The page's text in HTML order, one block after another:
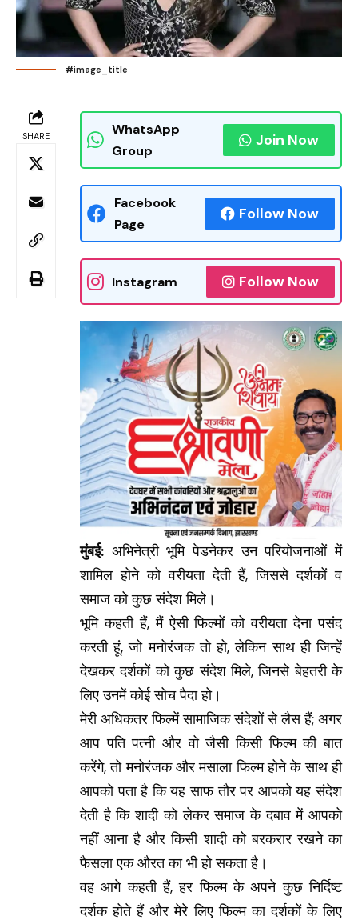
#image_title
SHARE
WhatsApp
Group
Join Now
Facebook
Page
Follow Now
Instagram Follow Now
मुंबई: अभिनेत्री भूमि पेडनेकर उन परियोजनाओं में
शामिल होने को वरीयता देती हैं, जिससे दर्शकों व
समाज को कुछ संदेश मिले।
भूमि कहती हैं, मैं ऐसी फिल्मों को वरीयता देना पसंद
करती हूं, जो मनोरंजक तो हो, लेकिन साथ ही जिन्हें
देखकर दर्शकों को कुछ संदेश मिले, जिनसे बेहतरी के
लिए उनमें कोई सोच पैदा हो।
मेरी अधिकतर फिल्में सामाजिक संदेशों से लैस हैं; अगर
आप पति पत्नी और वो जैसी किसी फिल्म की बात
करेंगे, तो मनोरंजक और मसाला फिल्म होने के साथ ही
आपको पता है कि यह साफ तौर पर आपको यह संदेश
देती है कि शादी को लेकर समाज के दबाव में आपको
नहीं आना है और किसी शादी को बरकरार रखने का
फैसला एक औरत का भी हो सकता है।
वह आगे कहती हैं, हर फिल्म के अपने कुछ निर्दिष्ट
दर्शक होते हैं और मेरे लिए फिल्म का दर्शकों के लिए